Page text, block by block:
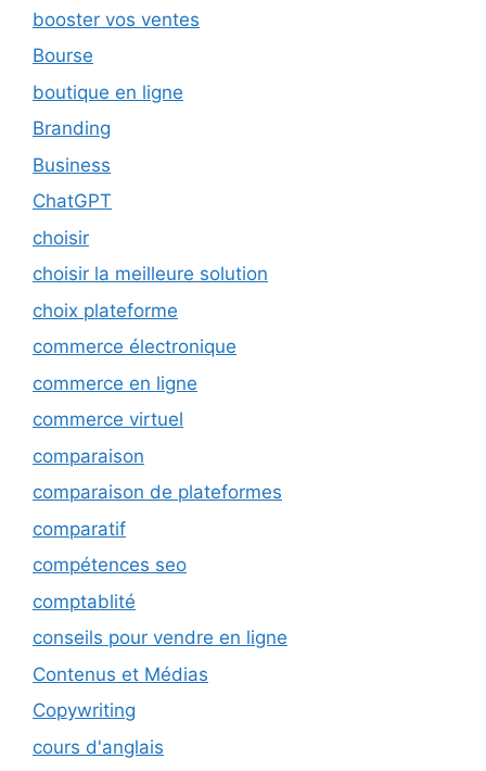
booster vos ventes
Bourse
boutique en ligne
Branding
Business
ChatGPT
choisir
choisir la meilleure solution
choix plateforme
commerce électronique
commerce en ligne
commerce virtuel
comparaison
comparaison de plateformes
comparatif
compétences seo
comptablité
conseils pour vendre en ligne
Contenus et Médias
Copywriting
cours d'anglais